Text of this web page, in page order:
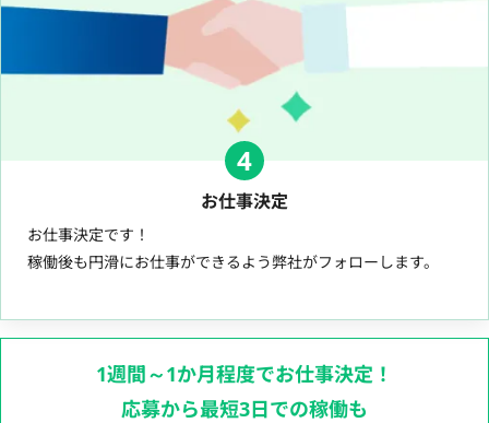
4
お仕事決定
お仕事決定です！
稼働後も円滑にお仕事ができるよう弊社がフォローします。
1週間～1か月程度でお仕事決定！
応募から最短3日での稼働も